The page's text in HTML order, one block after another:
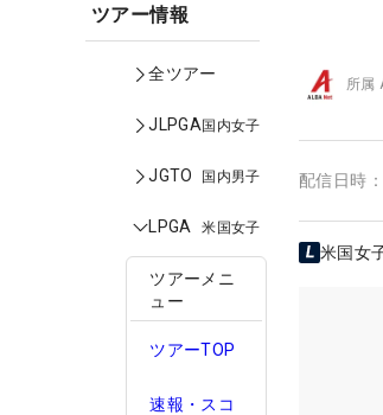
ツアー情報
全ツアー
JLPGA国内女子
JGTO 国内男子
LPGA 米国女子
ツアーメニ
ュー
ツアーTOP
速報・スコ
所属
配信日時：
米国女